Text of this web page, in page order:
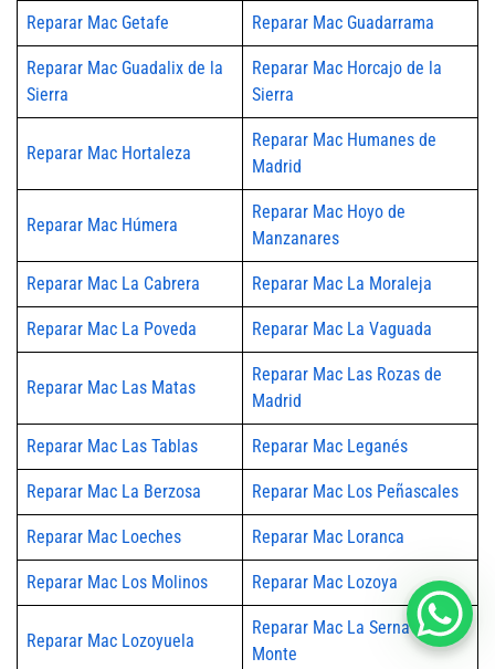
Reparar Mac Getafe Reparar Mac Guadarrama
Reparar Mac Guadalix de la
Sierra
Reparar Mac Horcajo de la
Sierra
Reparar Mac Hortaleza
Reparar Mac Humanes de
Madrid
Reparar Mac Húmera
Reparar Mac Hoyo de
Manzanares
Reparar Mac La Cabrera Reparar Mac La Moraleja
Reparar Mac La Poveda Reparar Mac La Vaguada
Reparar Mac Las Matas
Reparar Mac Las Rozas de
Madrid
Reparar Mac Las Tablas Reparar Mac Leganés
Reparar Mac La Berzosa Reparar Mac Los Peñascales
Reparar Mac Loeches Reparar Mac Loranca
Reparar Mac Los Molinos Reparar Mac Lozoya
Reparar Mac Lozoyuela
Reparar Mac La Serna del
Monte